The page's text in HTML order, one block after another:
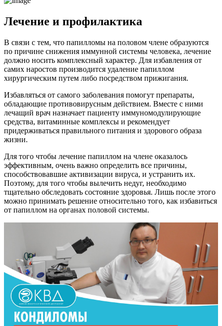
Лечение и профилактика
В связи с тем, что папилломы на половом члене образуются
по причине снижения иммунной системы человека, лечение
должно носить комплексный характер. Для избавления от
самих наростов производится удаление папиллом
хирургическим путем либо посредством прижигания.
Избавляться от самого заболевания помогут препараты,
обладающие противовирусным действием. Вместе с ними
лечащий врач назначает пациенту иммуномодулирующие
средства, витаминные комплексы и рекомендует
придерживаться правильного питания и здорового образа
жизни.
Для того чтобы лечение папиллом на члене оказалось
эффективным, очень важно определить все причины,
способствовавшие активизации вируса, и устранить их.
Поэтому, для того чтобы вылечить недуг, необходимо
тщательно обследовать состояние здоровья. Лишь после этого
можно принимать решение относительно того, как избавиться
от папиллом на органах половой системы.